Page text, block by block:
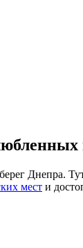
Днепра.
мест и